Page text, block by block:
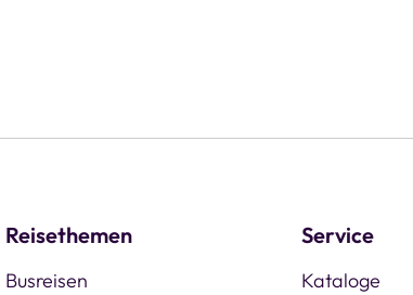
Reisethemen
Busreisen
Service
Kataloge